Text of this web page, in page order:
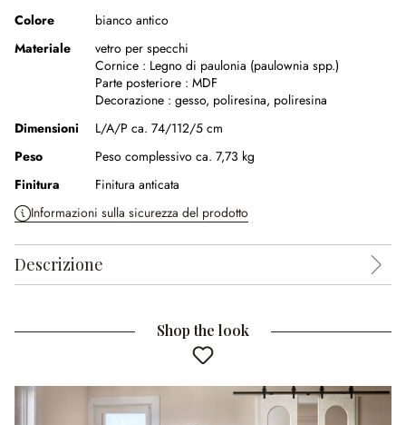
Colore
bianco antico
Materiale
vetro per specchi
Cornice : Legno di paulonia (paulownia spp.)
Parte posteriore : MDF
Decorazione : gesso, poliresina, poliresina
Dimensioni
L/A/P ca. 74/112/5 cm
Peso
Peso complessivo ca. 7,73 kg
Finitura
Finitura anticata
Informazioni sulla sicurezza del prodotto
Descrizione
Shop the look